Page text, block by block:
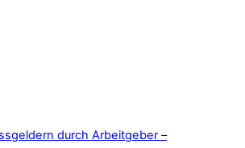
durch Arbeitgeber –